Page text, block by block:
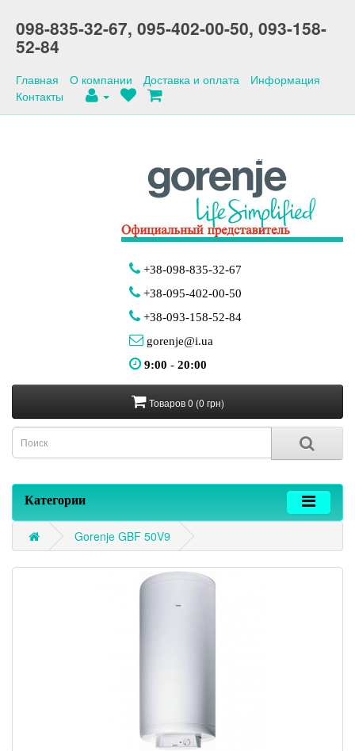
098-835-32-67, 095-402-00-50, 093-158-
52-84
Главная О компании Доставка и оплата
Информация
Контакты
+38-098-835-32-67
+38-095-402-00-50
+38-093-158-52-84
gorenje@i.ua
9:00 - 20:00
Товаров 0 (0 грн)
Категории
Gorenje GBF 50V9